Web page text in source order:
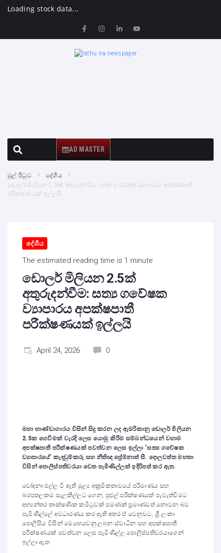
Loading stock data...
AD MASTER
මුල් පිටුව
දේශීය
ඩොලර් මිලියන 2.5ක් අතුරුදන්වීම: සත්‍ය ගවේෂක ව්‍යාපාරය අපක්ෂපාතී
පරීක්ෂණයක් ඉල්ලයි
දේශීය
The estimated reading time is 1 minute
ඩොලර් මිලියන 2.5ක්
අතුරුදන්වීම: සත්‍ය ගවේෂක
ව්‍යාපාරය අපක්ෂපාතී
පරීක්ෂණයක් ඉල්ලයි
April 24, 2026 0
මහා භාණ්ඩාගාරය විසින් සිදු කරන ලද ඇමරිකානු ඩොලර් මිලියන
2.5ක ගෙවීමක් වැරදි ලෙස යොමු කිරීම සම්බන්ධයෙන් වහාම
අපක්ෂපාතී පරීක්ෂණයක් පවත්වන ලෙස ඉල්ලා ‘සත්‍ය ගවේෂක
ව්‍යාපාරයේ’ කැඳවුම්කරු සහ නීතිඥ ප්‍රේම්නාත් සී. දොලවත්ත මහතා
විසින් පොලිස්පතිවරයා වෙත පැමිණිල්ලක් ඉදිරිපත් කර ඇත.
චෝදනා එල්ල වී ඇති මූල්‍ය අක්‍රමිකතාවයේ පරිමාණය සහ
බරපතලකම සැලකිල්ලට ගෙන, පුළුල් පරීක්ෂණයක් පැවැත්වීමට
අභ්‍යන්තර තාක්ෂණික කමිටුවක් පමණක් ප්‍රමාණවත් නොවන බව
පැමිණිල්ලේ අවධාරණය කර ඇති අතර ඒ වෙනුවට, ශ්‍රී ලංකා
පොලිසිය විසින් මෙහෙයවනු ලබන ස්වාධීන සහ අපක්ෂපාතී
පරීක්ෂණයක් පවත්වන ලෙස පැමිණිල්ල පොලිස්පතිවරයාගෙන්
ඉල්ලා ඇත.